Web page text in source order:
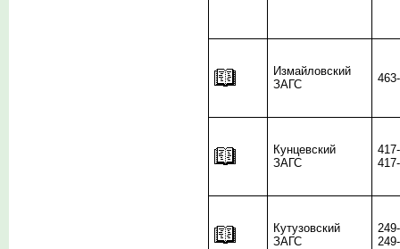
Измайловский
ЗАГС
Кунцевский
ЗАГС
Кутузовский
ЗАГС